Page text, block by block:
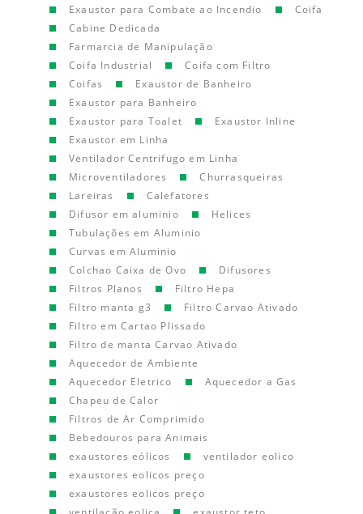
Exaustor para Combate ao Incendio
Coifa
Cabine Dedicada
Farmarcia de Manipulação
Coifa Industrial
Coifa com Filtro
Coifas
Exaustor de Banheiro
Exaustor para Banheiro
Exaustor para Toalet
Exaustor Inline
Exaustor em Linha
Ventilador Centrifugo em Linha
Microventiladores
Churrasqueiras
Lareiras
Calefatores
Difusor em aluminio
Helices
Tubulações em Aluminio
Curvas em Aluminio
Colchao Caixa de Ovo
Difusores
Filtros Planos
Filtro Hepa
Filtro manta g3
Filtro Carvao Ativado
Filtro em Cartao Plissado
Filtro de manta Carvao Ativado
Aquecedor de Ambiente
Aquecedor Eletrico
Aquecedor a Gas
Chapeu de Calor
Filtros de Ar Comprimido
Bebedouros para Animais
exaustores eólicos
ventilador eolico
exaustores eolicos preço
exaustores eolicos preço